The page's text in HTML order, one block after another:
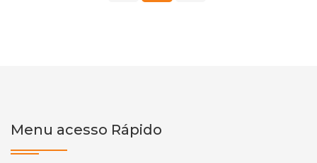
Menu acesso Rápido